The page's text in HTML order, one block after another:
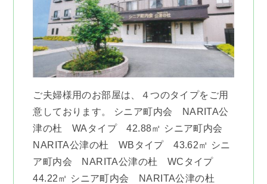
ご夫婦様用のお部屋は、４つのタイプをご用
意しております。 シニア町内会 NARITA公
津の杜 WAタイプ 42.88㎡ シニア町内会
NARITA公津の杜 WBタイプ 43.62㎡ シニ
ア町内会 NARITA公津の杜 WCタイプ
44.22㎡ シニア町内会 NARITA公津の杜